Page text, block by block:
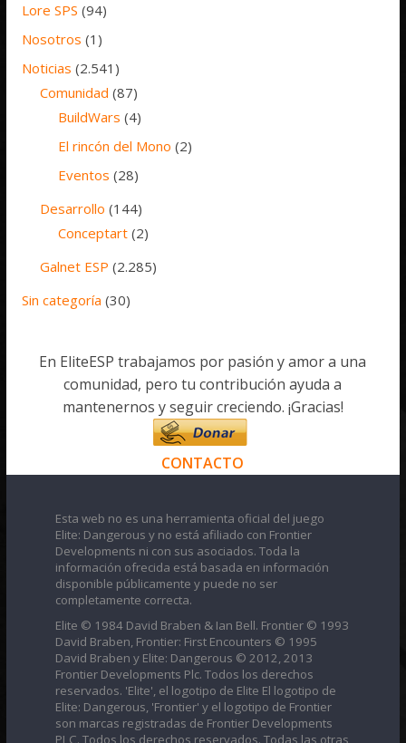
Lore SPS (94)
Nosotros (1)
Noticias (2.541)
Comunidad (87)
BuildWars (4)
El rincón del Mono (2)
Eventos (28)
Desarrollo (144)
Conceptart (2)
Galnet ESP (2.285)
Sin categoría (30)
En EliteESP trabajamos por pasión y amor a una
comunidad, pero tu contribución ayuda a
mantenernos y seguir creciendo. ¡Gracias!
CONTACTO
Esta web no es una herramienta oficial del juego
Elite: Dangerous y no está afiliado con Frontier
Developments ni con sus asociados. Toda la
información ofrecida está basada en información
disponible públicamente y puede no ser
completamente correcta.
Elite © 1984 David Braben & Ian Bell. Frontier © 1993
David Braben, Frontier: First Encounters © 1995
David Braben y Elite: Dangerous © 2012, 2013
Frontier Developments Plc. Todos los derechos
reservados. 'Elite', el logotipo de Elite El logotipo de
Elite: Dangerous, 'Frontier' y el logotipo de Frontier
son marcas registradas de Frontier Developments